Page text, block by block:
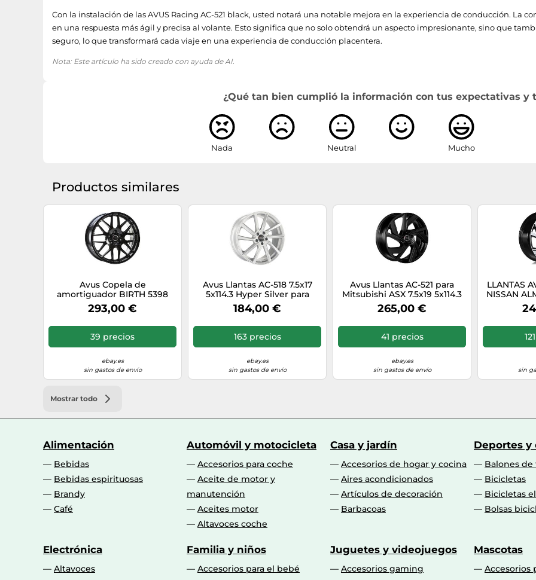
Con la instalación de las AVUS Racing AC-521 black, usted notará una notable mejora en la experiencia de conducción. La
en una respuesta más ágil y precisa al volante. Esto significa que no solo obtendrá un aspecto impresionante, sino que
seguro, lo que transformará cada viaje en una experiencia de conducción placentera.
Nota: Este artículo ha sido creado con ayuda de AI.
¿Qué tan bien cumplió la información con tus expectativas y
Nada Neutral Mucho
Productos similares
Avus Copela de
amortiguador BIRTH 5398
293,00 €
39 precios
ebay.es
sin gastos de envío
Avus Llantas AC-518 7.5x17
5x114.3 Hyper Silver para
Chevrolet Orlando 912
184,00 €
163 precios
ebay.es
sin gastos de envío
Avus Llantas AC-521 para
Mitsubishi ASX 7.5x19 5x114.3
Negro E13
265,00 €
41 precios
ebay.es
sin gastos de envío
LLANTAS
NISSAN
5X114.3
sin
Mostrar todo
Alimentación
Bebidas
Bebidas espirituosas
Brandy
Café
Automóvil y motocicleta
Accesorios para coche
Aceite de motor y
manutención
Aceites motor
Altavoces coche
Casa y jardín
Accesorios de hogar y cocina
Aires acondicionados
Artículos de decoración
Barbacoas
Deportes y
Balones
Bicicletas
Bicicletas
Bolsas
Electrónica
Altavoces
Familia y niños
Accesorios para el bebé
Juguetes y videojuegos
Accesorios gaming
Mascotas
Accesorios